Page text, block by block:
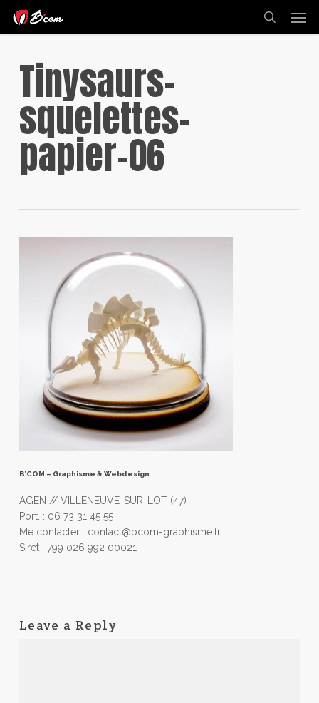
search
Tinysaurs-
squelettes-
papier-06
B’COM – Graphisme & Webdesign
AGEN // VILLENEUVE-SUR-LOT (47)
Port. : 06 73 31 45 55
Me contacter : contact@bcom-graphisme.fr
Siret : 799 026 992 00021
Leave a Reply